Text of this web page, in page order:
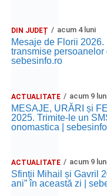
DIN JUDEȚ acum 4 luni
Mesaje de Florii
transmise persoanelor
sebesinfo.ro
ACTUALITATE acum 9
MESAJE, URĂRI și
2025. Trimite-le un
onomastica |
ACTUALITATE acum 9
Sfinții Mihail și Gavril
ani” în această zi |